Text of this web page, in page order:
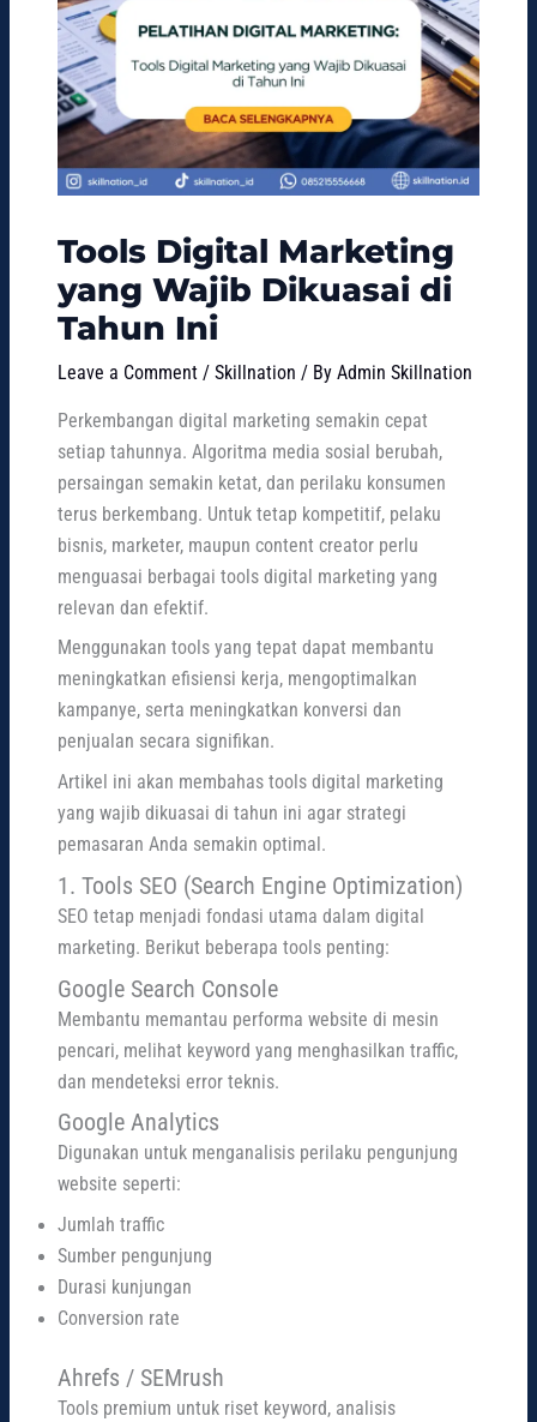
Tools Digital Marketing
yang Wajib Dikuasai di
Tahun Ini
Leave a Comment /Skillnation / ByAdmin Skillnation
Perkembangan digital marketing semakin cepat
setiap tahunnya. Algoritma media sosial berubah,
persaingan semakin ketat, dan perilaku konsumen
terus berkembang. Untuk tetap kompetitif, pelaku
bisnis, marketer, maupun content creator perlu
menguasai berbagai tools digital marketing yang
relevan dan efektif.
Menggunakan tools yang tepat dapat membantu
meningkatkan efisiensi kerja, mengoptimalkan
kampanye, serta meningkatkan konversi dan
penjualan secara signifikan.
Artikel ini akan membahas tools digital marketing
yang wajib dikuasai di tahun ini agar strategi
pemasaran Anda semakin optimal.
1. Tools SEO (Search Engine Optimization)
SEO tetap menjadi fondasi utama dalam digital
marketing. Berikut beberapa tools penting:
Google Search Console
Membantu memantau performa website di mesin
pencari, melihat keyword yang menghasilkan traffic,
dan mendeteksi error teknis.
Google Analytics
Digunakan untuk menganalisis perilaku pengunjung
website seperti:
Jumlah traffic
Sumber pengunjung
Durasi kunjungan
Conversion rate
Ahrefs / SEMrush
Tools premium untuk riset keyword, analisis